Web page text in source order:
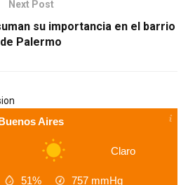
Next Post
su importancia en el barrio
de Palermo
Aires
Claro
51% 757 mmHg